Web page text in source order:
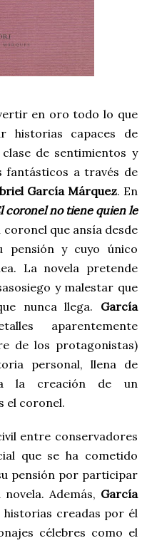
en oro todo lo que
historias capaces de
de sentimientos y
fantásticos a través de
García Márquez. En
coronel no tiene quien le
que ansía desde
pensión y cuyo único
La novela pretende
y malestar que
nunca llega. García
aparentemente
de los protagonistas)
personal, llena de
a la creación de un
el coronel.
entre conservadores
que se ha cometido
pensión por participar
Además, García
historias creadas por él
célebres como el